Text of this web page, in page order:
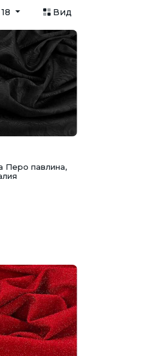
ткани
Вид
Перо павлина,